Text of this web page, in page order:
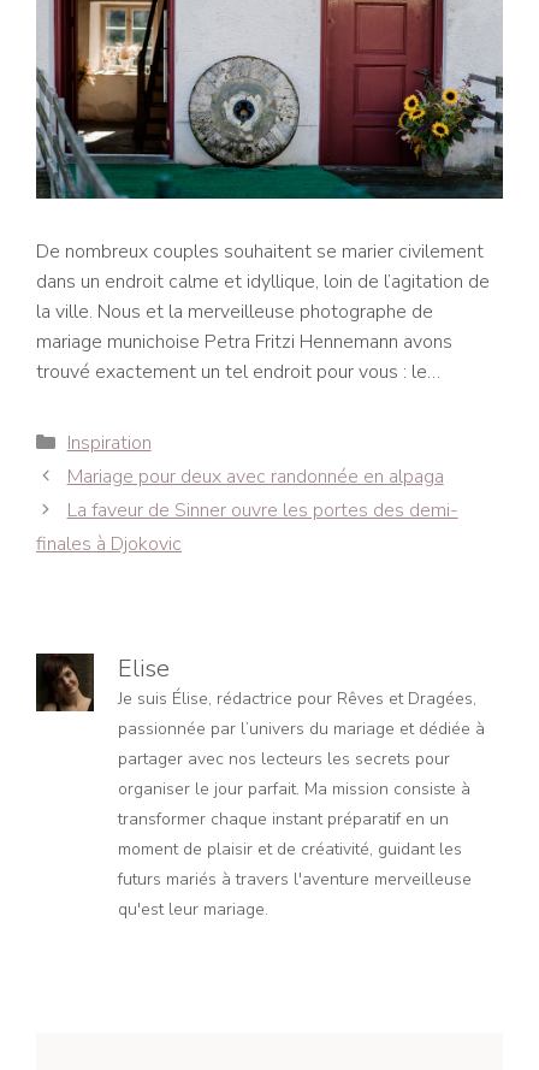
De nombreux couples souhaitent se marier civilement
dans un endroit calme et idyllique, loin de l’agitation de
la ville. Nous et la merveilleuse photographe de
mariage munichoise Petra Fritzi Hennemann avons
trouvé exactement un tel endroit pour vous : le…
Catégories
Inspiration
Navigation
des
articles
Mariage pour deux avec randonnée en alpaga
La faveur de Sinner ouvre les portes des demi-
finales à Djokovic
Elise
Je suis Élise, rédactrice pour Rêves et Dragées,
passionnée par l’univers du mariage et dédiée à
partager avec nos lecteurs les secrets pour
organiser le jour parfait. Ma mission consiste à
transformer chaque instant préparatif en un
moment de plaisir et de créativité, guidant les
futurs mariés à travers l'aventure merveilleuse
qu'est leur mariage.